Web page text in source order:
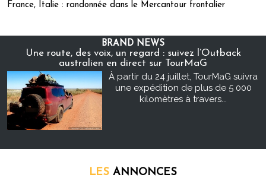
France, Italie : randonnée dans le Mercantour frontalier
BRAND NEWS
Une route, des voix, un regard : suivez l’Outback
australien en direct sur TourMaG
À partir du 24 juillet, TourMaG suivra
une expédition de plus de 5 000
kilomètres à travers...
LES ANNONCES